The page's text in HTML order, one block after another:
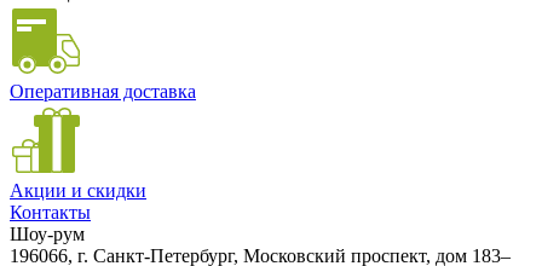
Оперативная доставка
Акции и скидки
Контакты
Шоу-рум
196066, г. Санкт-Петербург, Московский проспект, дом 183–